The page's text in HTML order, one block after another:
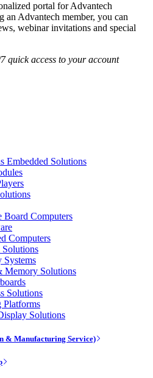
portal for Advantech
an Advantech member, you can
webinar invitations and special
quick access to your account
Embedded Solutions
Board Computers
Computers
Systems
Memory Solutions
Solutions
Platforms
Solutions
& Manufacturing Service)